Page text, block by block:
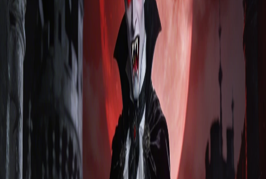
クリエイト
HOT
テンプレート
ツール